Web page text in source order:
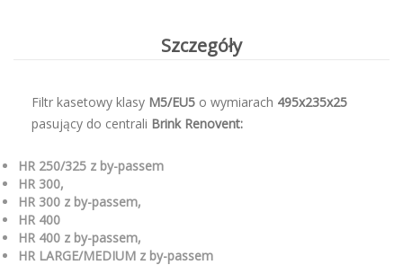
Szczegóły
Filtr kasetowy klasy M5/EU5 o wymiarach 495x235x25
pasujący do centrali Brink Renovent:
HR 250/325 z by-passem
HR 300,
HR 300 z by-passem,
HR 400
HR 400 z by-passem,
HR LARGE/MEDIUM z by-passem